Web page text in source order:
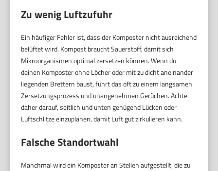
Zu wenig Luftzufuhr
Ein häufiger Fehler ist, dass der Komposter nicht ausreichend
belüftet wird. Kompost braucht Sauerstoff, damit sich
Mikroorganismen optimal zersetzen können. Wenn du
deinen Komposter ohne Löcher oder mit zu dicht aneinander
liegenden Brettern baust, führt das oft zu einem langsamen
Zersetzungsprozess und unangenehmen Gerüchen. Achte
daher darauf, seitlich und unten genügend Lücken oder
Luftschlitze einzuplanen, damit Luft gut zirkulieren kann.
Falsche Standortwahl
Manchmal wird ein Komposter an Stellen aufgestellt, die zu